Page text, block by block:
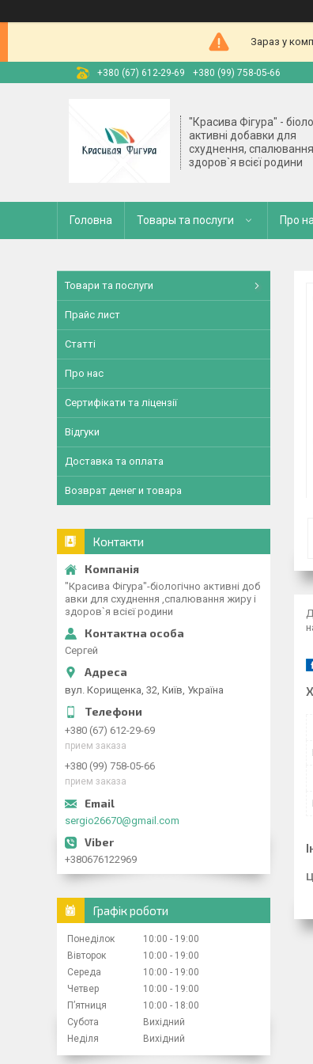
Зараз у
+380 (67) 612-29-69 +380 (99) 758-05-66
"Красива Фігура" -
активні добавки для
схуднення,
здоров`я всієї родини
Головна Товары та послуги Про
Товари та послуги
Прайс лист
Статті
Про нас
Сертифікати та ліцензії
Відгуки
Доставка та оплата
Возврат денег и товара
Контакти
"Красива Фігура"-біологічно активні доб
авки для схуднення ,спалювання жиру і
здоров`я всієї родини
Сергей
вул. Корищенка, 32, Київ, Україна
+380 (67) 612-29-69
прием заказа
+380 (99) 758-05-66
прием заказа
sergio26670@gmail.com
+380676122969
Графік роботи
Понеділок 10:00
19:00
Вівторок
10:00
19:00
Середа
10:00
19:00
Четвер
10:00
19:00
Пʼятниця
10:00
18:00
Субота
Вихідний
Неділя
Вихідний